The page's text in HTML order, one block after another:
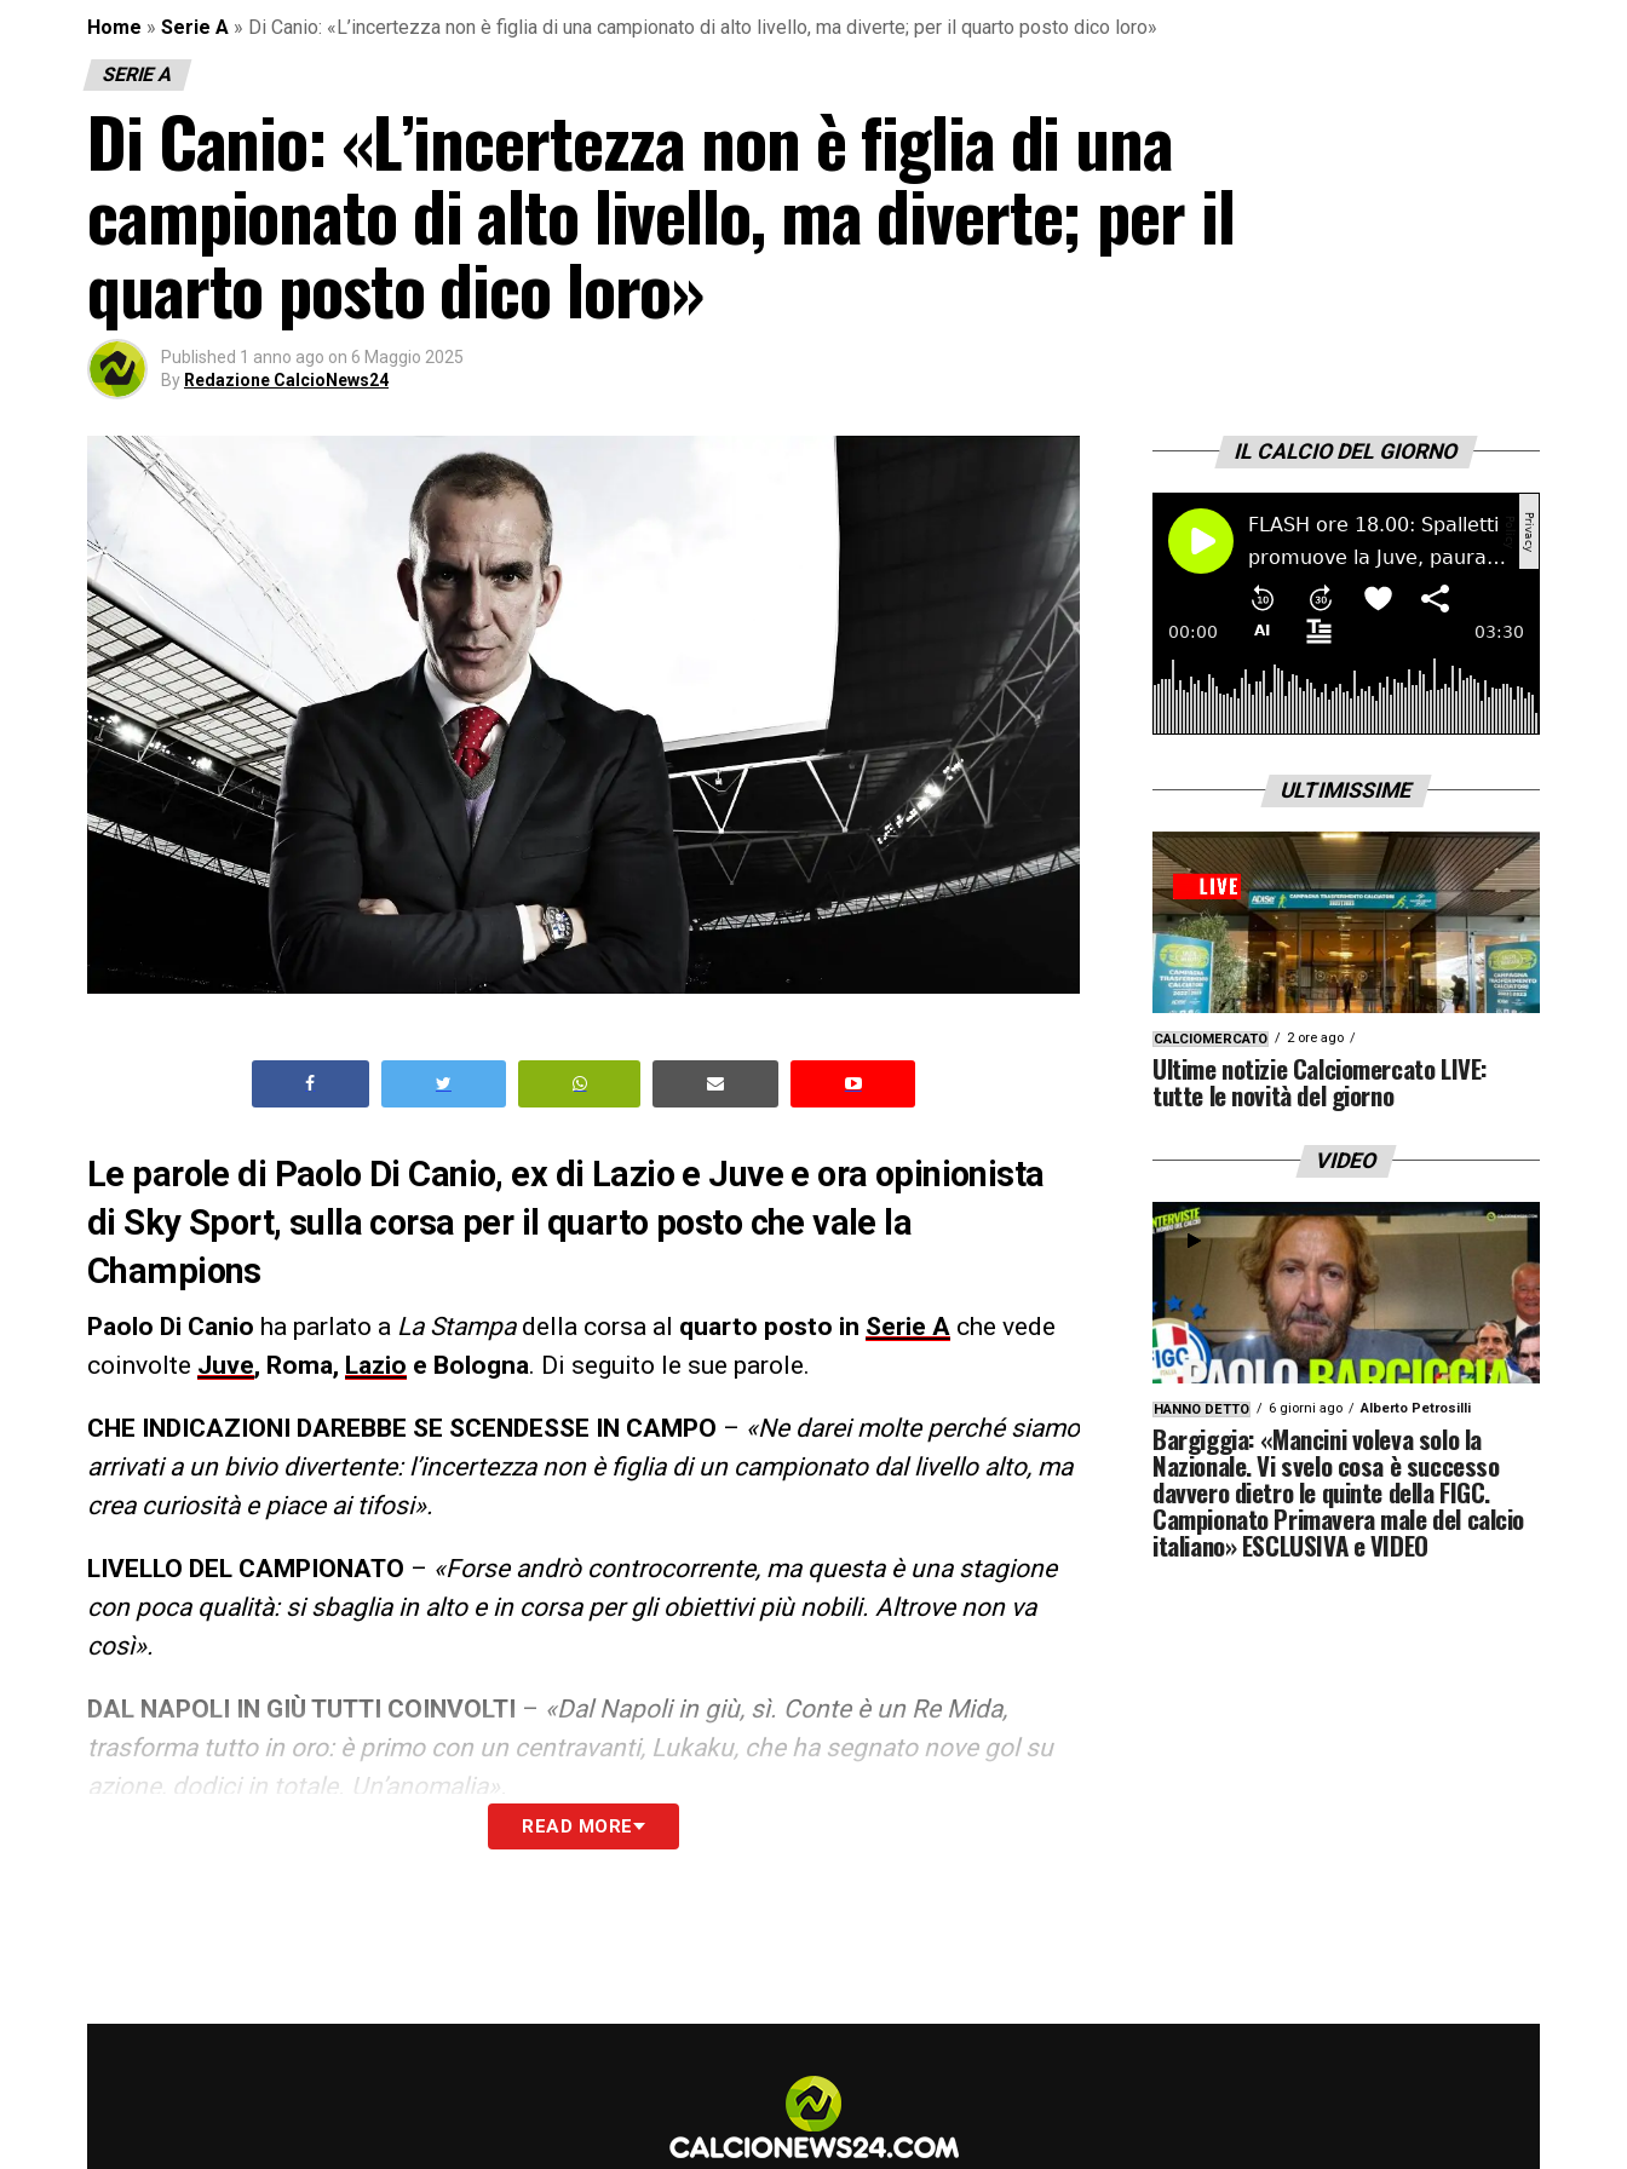
Home » Serie A » Di Canio: «L’incertezza non è figlia di una campionato di alto livello, ma diverte; per il quarto posto dico loro»
SERIE A
Di Canio: «L’incertezza non è figlia di una
campionato di alto livello, ma diverte; per il
quarto posto dico loro»
Published 1 anno ago on 6 Maggio 2025
By Redazione CalcioNews24
Le parole di Paolo Di Canio, ex di Lazio e Juve e ora opinionista
di Sky Sport, sulla corsa per il quarto posto che vale la
Champions
Paolo Di Canio ha parlato a La Stampadella corsa al quarto posto in Serie A che vede
coinvolte Juve, Roma, Lazio e Bologna. Di seguito le sue parole.
CHE INDICAZIONI DAREBBE SE SCENDESSE IN CAMPO – «Ne darei molte perché siamo
arrivati a un bivio divertente: l’incertezza non è figlia di un campionato dal livello alto, ma
crea curiosità e piace ai tifosi».
LIVELLO DEL CAMPIONATO – «Forse andrò controcorrente, ma questa è una stagione
con poca qualità: si sbaglia in alto e in corsa per gli obiettivi più nobili. Altrove non va
così».
DAL NAPOLI IN GIÙ TUTTI COINVOLTI – «Dal Napoli in giù, sì. Conte è un Re Mida,
trasforma tutto in oro: è primo con un centravanti, Lukaku, che ha segnato nove gol su
azione, dodici in totale. Un’anomalia».
«Psg, Bayern, Liverpool vincono segnando dagli ottanta
diventano i migliori. Negli anni ’80 futuri Palloni d’Oro venivano criticati per un difficile
«Ci avviciniamo a una giornata che può
READ MORE
IL CALCIO DEL GIORNO
ULTIMISSIME
CALCIOMERCATO 2 ore ago
Ultime notizie Calciomercato LIVE:
tutte le novità del giorno
VIDEO
HANNO DETTO 6 giorni ago Alberto Petrosilli
Bargiggia: «Mancini voleva solo la
Nazionale. Vi svelo cosa è successo
davvero dietro le quinte della FIGC.
Campionato Primavera male del calcio
italiano» ESCLUSIVA e VIDEO